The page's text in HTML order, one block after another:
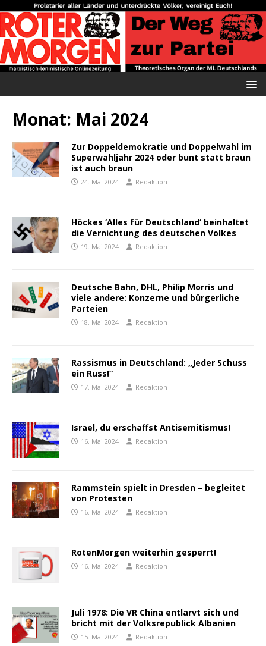
Monat: Mai 2024
Zur Doppeldemokratie und Doppelwahl im
Superwahljahr 2024 oder bunt statt braun
ist auch braun
24. Mai 2024 Redaktion
Höckes ‘Alles für Deutschland‘ beinhaltet
die Vernichtung des deutschen Volkes
19. Mai 2024 Redaktion
Deutsche Bahn, DHL, Philip Morris und
viele andere: Konzerne und bürgerliche
Parteien
18. Mai 2024 Redaktion
Rassismus in Deutschland: „Jeder Schuss
ein Russ!“
17. Mai 2024 Redaktion
Israel, du erschaffst Antisemitismus!
16. Mai 2024 Redaktion
Rammstein spielt in Dresden – begleitet
von Protesten
16. Mai 2024 Redaktion
RotenMorgen weiterhin gesperrt!
16. Mai 2024 Redaktion
Juli 1978: Die VR China entlarvt sich und
bricht mit der Volksrepublick Albanien
15. Mai 2024 Redaktion